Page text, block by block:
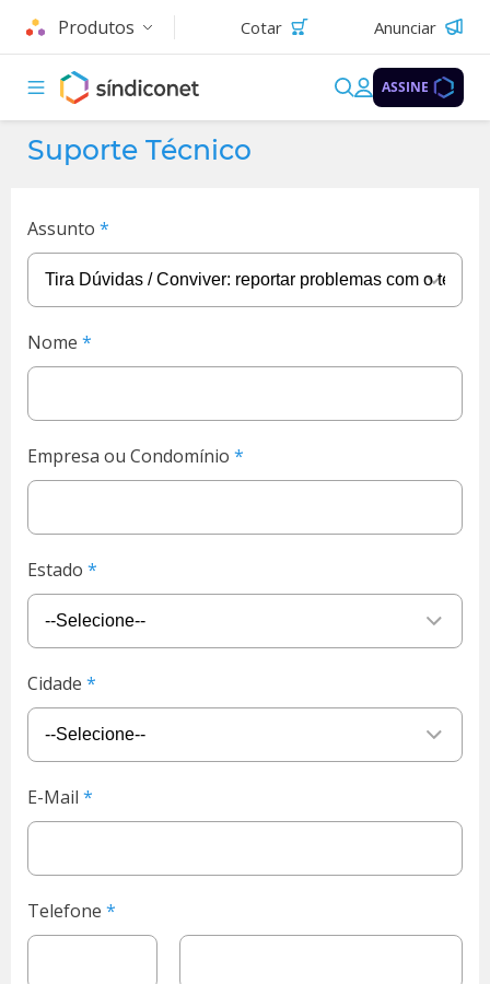
Produtos Cotar Anunciar
ASSINE
Suporte Técnico
Assunto
Nome
Empresa ou Condomínio
Estado
Cidade
E-Mail
Telefone